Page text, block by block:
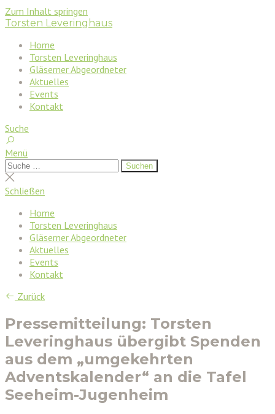
Zum Inhalt springen
Torsten Leveringhaus
Home
Torsten Leveringhaus
Gläserner Abgeordneter
Aktuelles
Events
Kontakt
Suche
Menü
Suchen
nach:
Suchen
Suche
schließen
Schließen
Home
Torsten Leveringhaus
Gläserner Abgeordneter
Aktuelles
Events
Kontakt
Zurück
Pressemitteilung: Torsten
Leveringhaus übergibt Spenden
aus dem „umgekehrten
Adventskalender“ an die Tafel
Seeheim-Jugenheim